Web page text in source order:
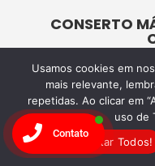
CONSERTO
CONSERTO
Usamos cookies em
mais relevante,
repetidas. Ao clicar em
uso de
Aceitar Todos!
Contato